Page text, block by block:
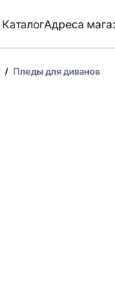
КаталогАдреса
Пледы для диванов